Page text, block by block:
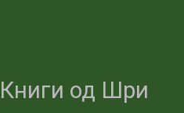
Книги од Шри